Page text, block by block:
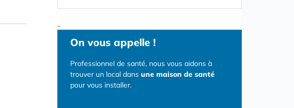
..
On vous appelle !
Professionnel de santé, nous vous aidons à
trouver un local dans une maison de santé
pour vous installer.